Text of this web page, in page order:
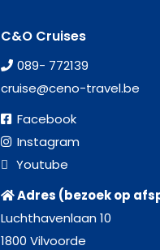
C&O Cruises
089- 772139
cruise@ceno-travel.be
Facebook
Instagram
Youtube
Adres (bezoek op
Luchthavenlaan 10
1800 Vilvoorde